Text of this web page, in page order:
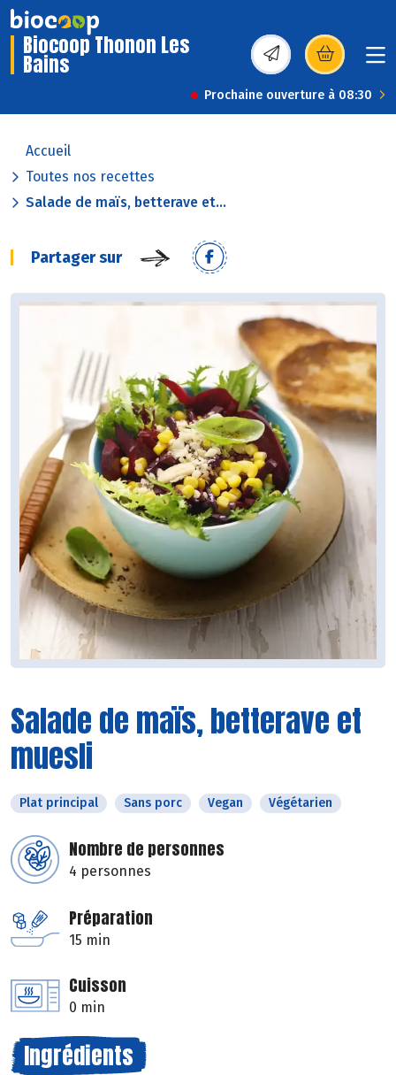
Biocoop Thonon Les
Bains (s’ouvre dans une
Prochaine ouverture à 08:30
Accueil
Toutes nos recettes
Salade de maïs, betterave et...
Partager sur
Salade de maïs, betterave et
muesli
Plat principal Sans porc Vegan Végétarien
Nombre de personnes
4 personnes
Préparation
15 min
Cuisson
0 min
Ingrédients